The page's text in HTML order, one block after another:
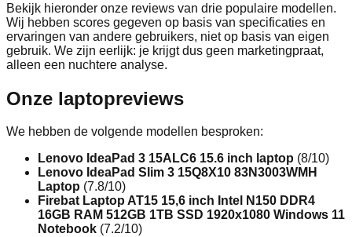
Bekijk hieronder onze reviews van drie populaire modellen.
Wij hebben scores gegeven op basis van specificaties en
ervaringen van andere gebruikers, niet op basis van eigen
gebruik. We zijn eerlijk: je krijgt dus geen marketingpraat,
alleen een nuchtere analyse.
Onze laptopreviews
We hebben de volgende modellen besproken:
Lenovo IdeaPad 3 15ALC6 15.6 inch laptop (8/10)
Lenovo IdeaPad Slim 3 15Q8X10 83N3003WMH
Laptop (7.8/10)
Firebat Laptop AT15 15,6 inch Intel N150 DDR4
16GB RAM 512GB 1TB SSD 1920x1080 Windows 11
Notebook (7.2/10)